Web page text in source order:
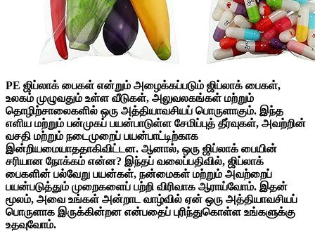
PE ஜிப்லாக் பைகள் என்றும் அழைக்கப்படும் ஜிப்லாக் பைகள்,
உலகம் முழுவதும் உள்ள வீடுகள், அலுவலகங்கள் மற்றும்
தொழிற்சாலைகளில் ஒரு அத்தியாவசியப் பொருளாகும். இந்த
எளிய மற்றும் பன்முகப் பயன்பாடுள்ள சேமிப்புத் தீர்வுகள், அவற்றின்
வசதி மற்றும் நடைமுறைப் பயன்பாட்டிற்காக
இன்றியமையாததாகிவிட்டன. ஆனால், ஒரு ஜிப்லாக் பையின்
சரியான நோக்கம் என்ன? இந்தப் வலைப்பதிவில், ஜிப்லாக்
பைகளின் பல்வேறு பயன்கள், நன்மைகள் மற்றும் அவற்றைப்
பயன்படுத்தும் முறைகளைப் பற்றி விரிவாக ஆராய்வோம். இதன்
மூலம், அவை உங்கள் அன்றாட வாழ்வில் ஏன் ஒரு அத்தியாவசியப்
பொருளாக இருக்கின்றன என்பதைப் புரிந்துகொள்ள உங்களுக்கு
உதவுவோம்.